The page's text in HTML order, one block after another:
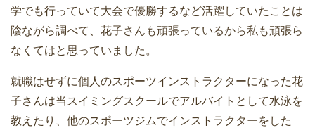
学でも行っていて大会で優勝するなど活躍していたことは
陰ながら調べて、花子さんも頑張っているから私も頑張ら
なくてはと思っていました。
就職はせずに個人のスポーツインストラクターになった花
子さんは当スイミングスクールでアルバイトとして水泳を
教えたり、他のスポーツジムでインストラクターをした